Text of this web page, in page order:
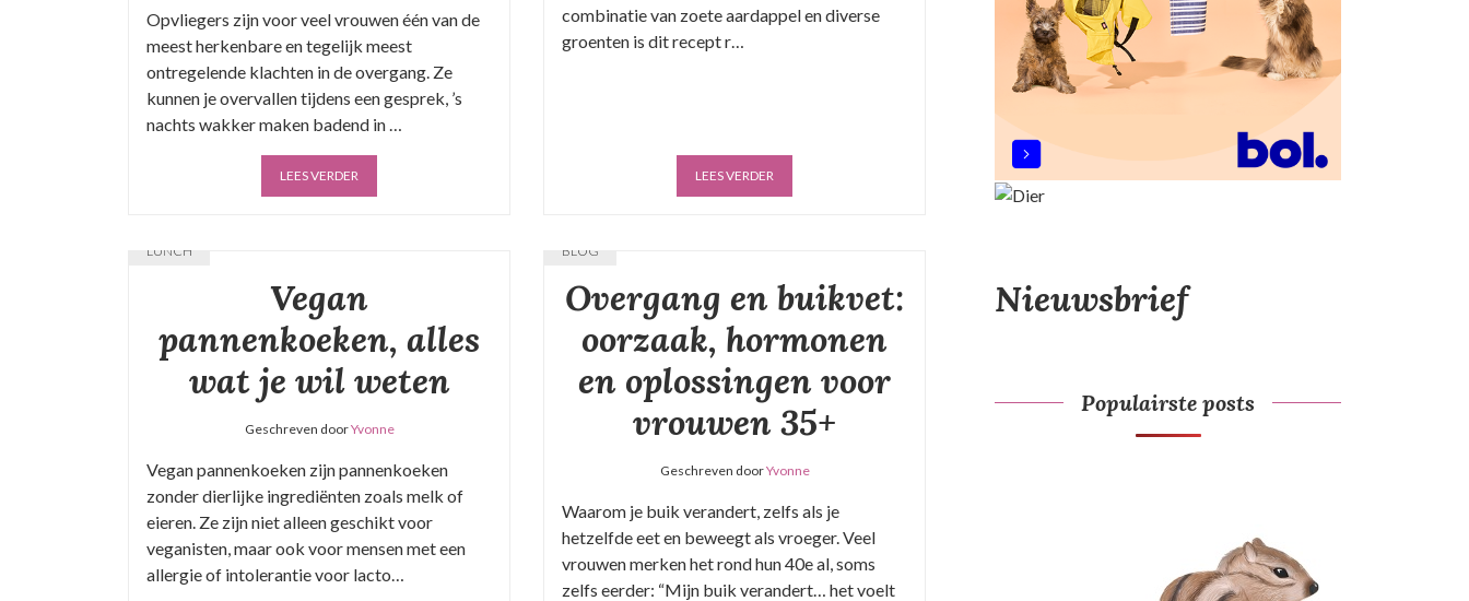
Opvliegers zijn voor veel vrouwen één van de
meest herkenbare en tegelijk meest
ontregelende klachten in de overgang. Ze
kunnen je overvallen tijdens een gesprek, ’s
nachts wakker maken badend in …
LEES VERDER
combinatie van zoete aardappel en diverse
groenten is dit recept r…
LEES VERDER
LUNCH
Vegan
pannenkoeken, alles
wat je wil weten
Geschreven doorYvonne
Vegan pannenkoeken zijn pannenkoeken
zonder dierlijke ingrediënten zoals melk of
eieren. Ze zijn niet alleen geschikt voor
veganisten, maar ook voor mensen met een
allergie of intolerantie voor lacto…
BLOG
Overgang en buikvet:
oorzaak, hormonen
en oplossingen voor
vrouwen 35+
Geschreven doorYvonne
Waarom je buik verandert, zelfs als je
hetzelfde eet en beweegt als vroeger. Veel
vrouwen merken het rond hun 40e al, soms
zelfs eerder: “Mijn buik verandert… het voelt
Nieuwsbrief
Populairste posts